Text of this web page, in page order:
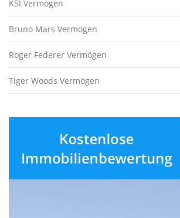
KSI Vermögen
Bruno Mars Vermögen
Roger Federer Vermögen
Tiger Woods Vermögen